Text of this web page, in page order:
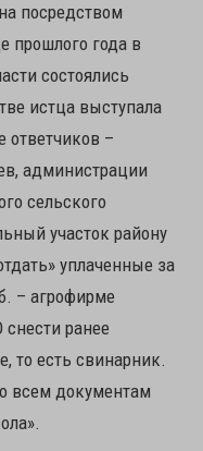
посредством
прошлого года в
состоялись
истца выступала
ответчиков –
администрации
сельского
участок району
уплаченные за
– агрофирме
ранее
то есть свинарник.
всем документам